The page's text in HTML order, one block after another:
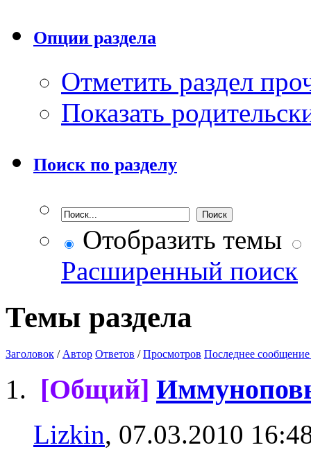
Опции раздела
Отметить раздел
Показать
Поиск по разделу
Отобразить темы
Расширенный поиск
Темы раздела
Заголовок / Автор Ответов /Просмотров Последнее сообщение
[Общий]
Lizkin, 07.03.2010